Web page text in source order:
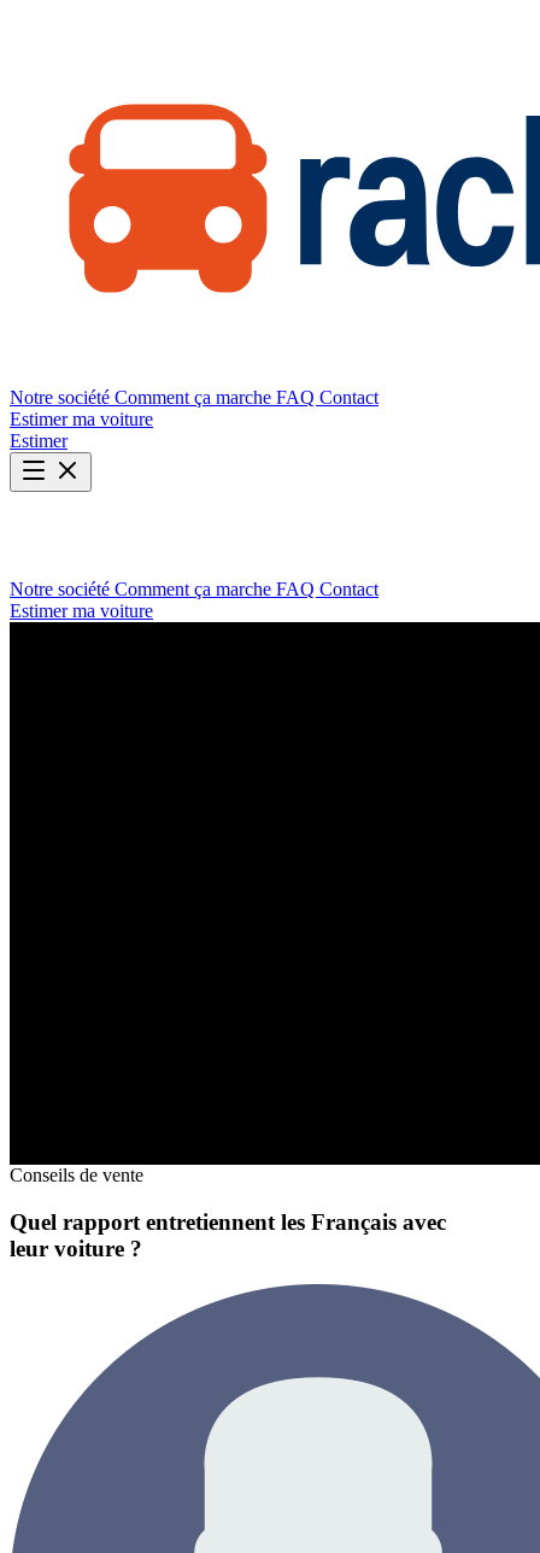
Notre société Comment ça marche FAQ Contact
Estimer ma voiture
Estimer
Notre société Comment ça marche FAQ Contact
Estimer ma voiture
Conseils de vente
Quel rapport entretiennent les Français avec
leur voiture ?